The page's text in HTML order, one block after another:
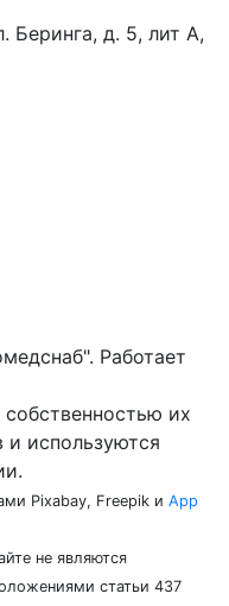
Беринга, д. 5, лит А,
Работает
их
используются
Pixabay, Freepik и App
не являются
статьи 437